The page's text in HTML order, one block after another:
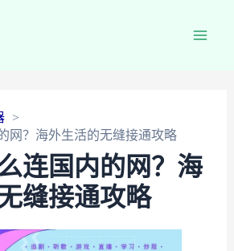
网？海外生活的无缝接通攻略
连国内的网？海
缝接通攻略